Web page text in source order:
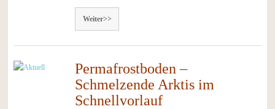
Weiter>>
Permafrostboden –
Schmelzende Arktis im
Schnellvorlauf